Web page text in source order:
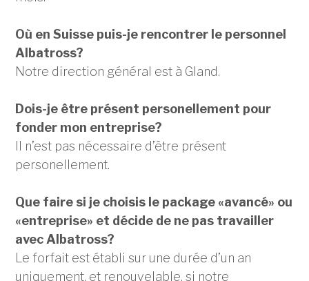
Où en Suisse puis-je rencontrer le personnel
Albatross?
Notre direction général est à Gland.
Dois-je être présent personellement pour
fonder mon entreprise?
Il n’est pas nécessaire d’être présent
personellement.
Que faire si je choisis le package «avancé» ou
«entreprise» et décide de ne pas travailler
avec Albatross?
Le forfait est établi sur une durée d’un an
uniquement, et renouvelable, si notre